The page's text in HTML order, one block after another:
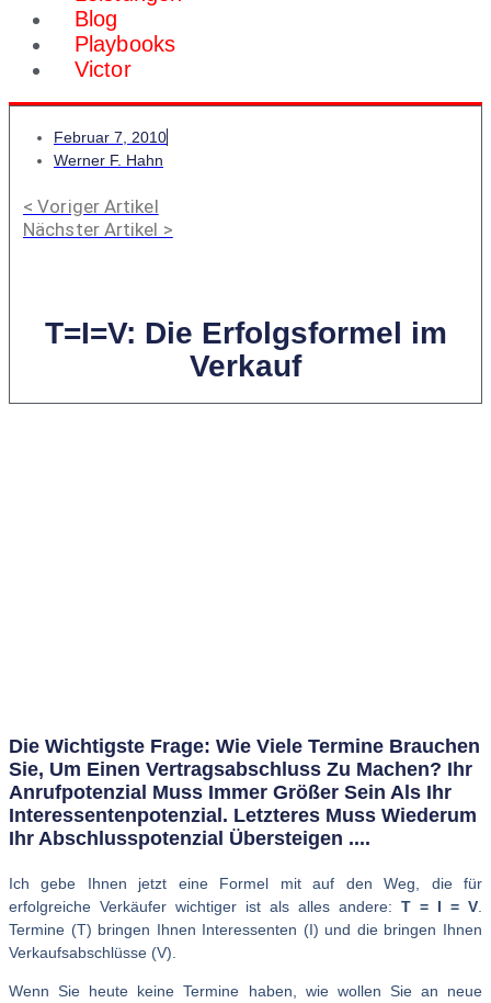
Blog
Playbooks
Victor
Februar 7, 2010
Werner F. Hahn
< Voriger Artikel
Nächster Artikel >
T=I=V: Die Erfolgsformel im
Verkauf
Die Wichtigste Frage: Wie Viele Termine Brauchen
Sie, Um Einen Vertragsabschluss Zu Machen? Ihr
Anrufpotenzial Muss Immer Größer Sein Als Ihr
Interessentenpotenzial. Letzteres Muss Wiederum
Ihr Abschlusspotenzial Übersteigen ....
Ich gebe Ihnen jetzt eine Formel mit auf den Weg, die für
erfolgreiche Verkäufer wichtiger ist als alles andere: T = I = V.
Termine (T) bringen Ihnen Interessenten (I) und die bringen Ihnen
Verkaufsabschlüsse (V).
Wenn Sie heute keine Termine haben, wie wollen Sie an neue